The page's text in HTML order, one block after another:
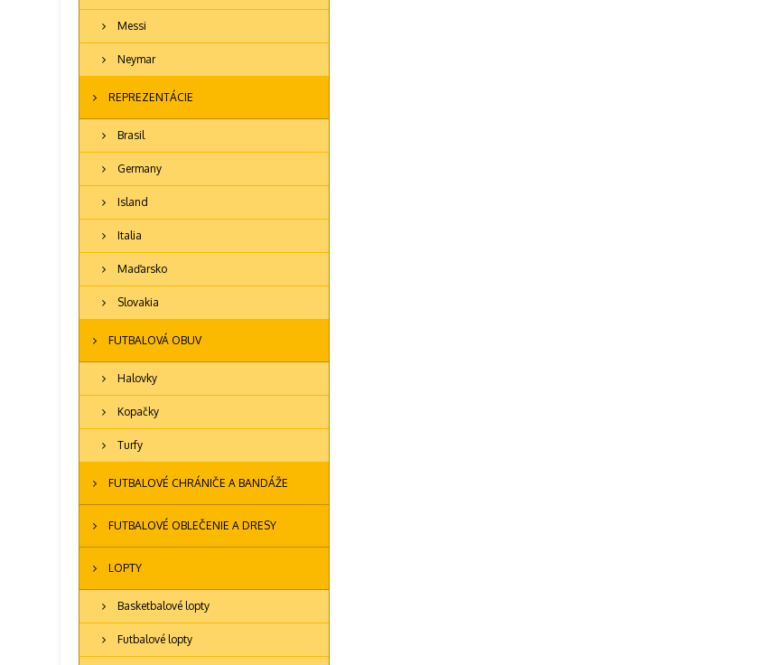
Messi
Neymar
REPREZENTÁCIE
Brasil
Germany
Island
Italia
Maďarsko
Slovakia
FUTBALOVÁ OBUV
Halovky
Kopačky
Turfy
FUTBALOVÉ CHRÁNIČE A BANDÁŽE
FUTBALOVÉ OBLEČENIE A DRESY
LOPTY
Basketbalové lopty
Futbalové lopty